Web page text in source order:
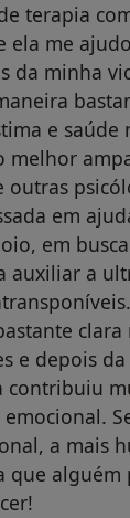
terapia
ela me
da minha
e saúde
melhor
outras
em
em
auxiliar a
e depois
contribuiu
a mais
que alguém